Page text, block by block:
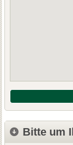
Bitte um